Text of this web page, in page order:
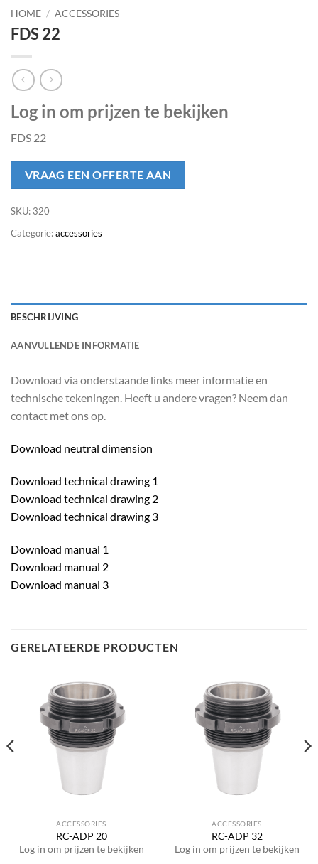
HOME / ACCESSORIES
FDS 22
Log in om prijzen te bekijken
FDS 22
VRAAG EEN OFFERTE AAN
SKU: 320
Categorie:accessories
BESCHRIJVING
AANVULLENDE INFORMATIE
Download via onderstaande links meer informatie en
technische tekeningen. Heeft u andere vragen? Neem dan
contact met ons op.
Download neutral dimension
Download technical drawing 1
Download technical drawing 2
Download technical drawing 3
Download manual 1
Download manual 2
Download manual 3
GERELATEERDE PRODUCTEN
ACCESSORIES
RC-ADP 20
Log in om prijzen te bekijken
ACCESSORIES
RC-ADP 32
Log in om prijzen te bekijken